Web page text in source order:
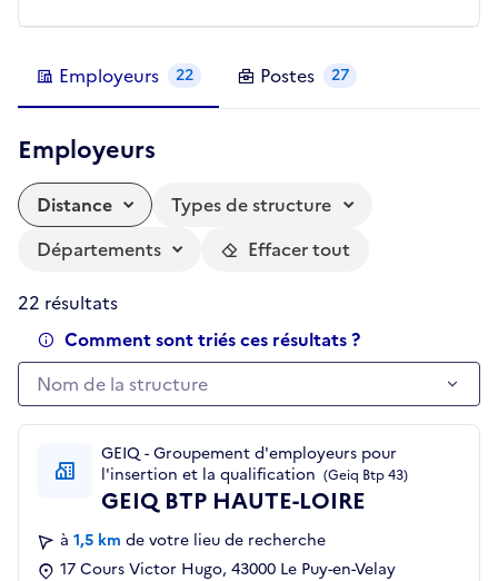
Employeurs 22 Postes 27
Employeurs
Distance
Types de structure
Départements
Effacer tout
22 résultats
Comment sont triés ces résultats ?
Nom de la structure
Nom de la structure
GEIQ - Groupement d'employeurs pour
l'insertion et la qualification (Geiq Btp 43)
GEIQ BTP HAUTE-LOIRE
à 1,5 km de votre lieu de recherche
17 Cours Victor Hugo, 43000 Le Puy-en-Velay